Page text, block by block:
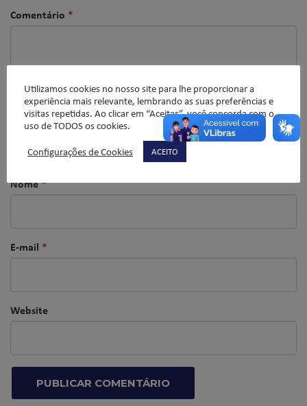
Comentário *
Nome*
E-mail *
Website
Utilizamos cookies no nosso site para lhe proporcionar a
experiência mais relevante, lembrando as suas preferências e
visitas repetidas. Ao clicar em “Aceitar”, você concorda com o
uso de TODOS os cookies.
Configurações de Cookies
ACEITO